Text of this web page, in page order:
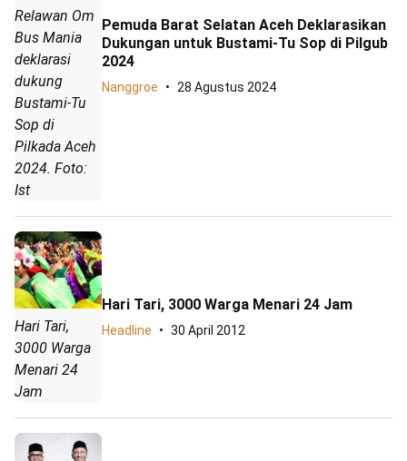
Relawan Om
Bus Mania
deklarasi
dukung
Bustami-Tu
Sop di
Pilkada Aceh
2024. Foto:
Ist
Pemuda Barat Selatan Aceh Deklarasikan
Dukungan untuk Bustami-Tu Sop di Pilgub
2024
Nanggroe 28 Agustus 2024
Hari Tari,
3000 Warga
Menari 24
Jam
Hari Tari, 3000 Warga Menari 24 Jam
Headline 30 April 2012